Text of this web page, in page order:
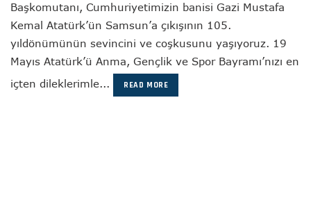
Başkomutanı, Cumhuriyetimizin banisi Gazi Mustafa
Kemal Atatürk’ün Samsun’a çıkışının 105.
yıldönümünün sevincini ve coşkusunu yaşıyoruz. 19
Mayıs Atatürk’ü Anma, Gençlik ve Spor Bayramı’nızı en
içten dileklerimle...
READ MORE